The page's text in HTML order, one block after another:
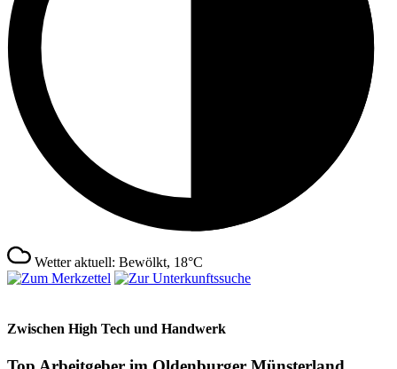
Wetter aktuell: Bewölkt, 18°C
Zwischen High Tech und Handwerk